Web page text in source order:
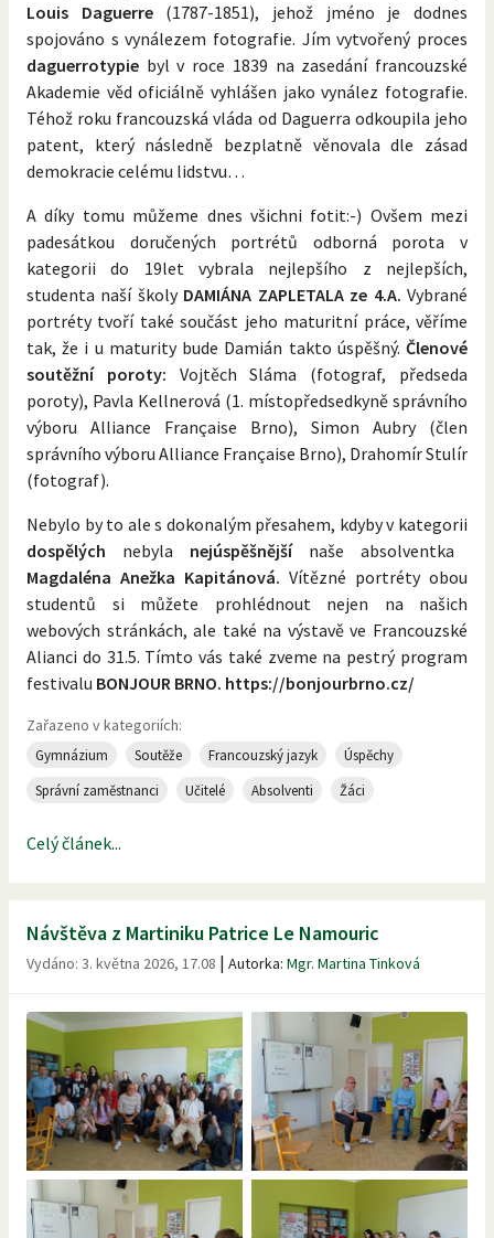
Louis Daguerre(1787-1851), jehož jméno je dodnes
spojováno s vynálezem fotografie. Jím vytvořený proces
daguerrotypie byl v roce 1839 na zasedání francouzské
Akademie věd oficiálně vyhlášen jako vynález fotografie.
Téhož roku francouzská vláda od Daguerra odkoupila jeho
patent, který následně bezplatně věnovala dle zásad
demokracie celému lidstvu…
A díky tomu můžeme dnes všichni fotit:-) Ovšem mezi
padesátkou doručených portrétů odborná porota v
kategorii do 19let vybrala nejlepšího z nejlepších,
studenta naší školy DAMIÁNA ZAPLETALA ze 4.A.Vybrané
portréty tvoří také součást jeho maturitní práce, věříme
tak, že i u maturity bude Damián takto úspěšný. Členové
soutěžní poroty: Vojtěch Sláma (fotograf, předseda
poroty), Pavla Kellnerová (1. místopředsedkyně správního
výboru Alliance Française Brno), Simon Aubry (člen
správního výboru Alliance Française Brno), Drahomír Stulír
(fotograf).
Nebylo by to ale s dokonalým přesahem, kdyby v kategorii
dospělých nebyla nejúspěšnějšínaše absolventka
Magdaléna Anežka Kapitánová. Vítězné portréty obou
studentů si můžete prohlédnout nejen na našich
webových stránkách, ale také na výstavě ve Francouzské
Alianci do 31.5. Tímto vás také zveme na pestrý program
festivalu BONJOUR BRNO. https://bonjourbrno.cz/
Zařazeno v kategoriích:
Gymnázium Soutěže Francouzský jazyk
Úspěchy
Správní zaměstnanci
Učitelé Absolventi Žáci
Celý článek...
Návštěva z Martiniku Patrice Le Namouric
Vydáno: 3. května 2026, 17.08 | Autorka: Mgr. Martina Tinková